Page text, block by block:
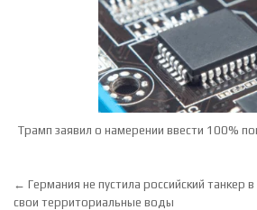
Трамп заявил о намерении ввести 100%
Навигация по
← Германия не пустила российский танкер
свои территориальные воды